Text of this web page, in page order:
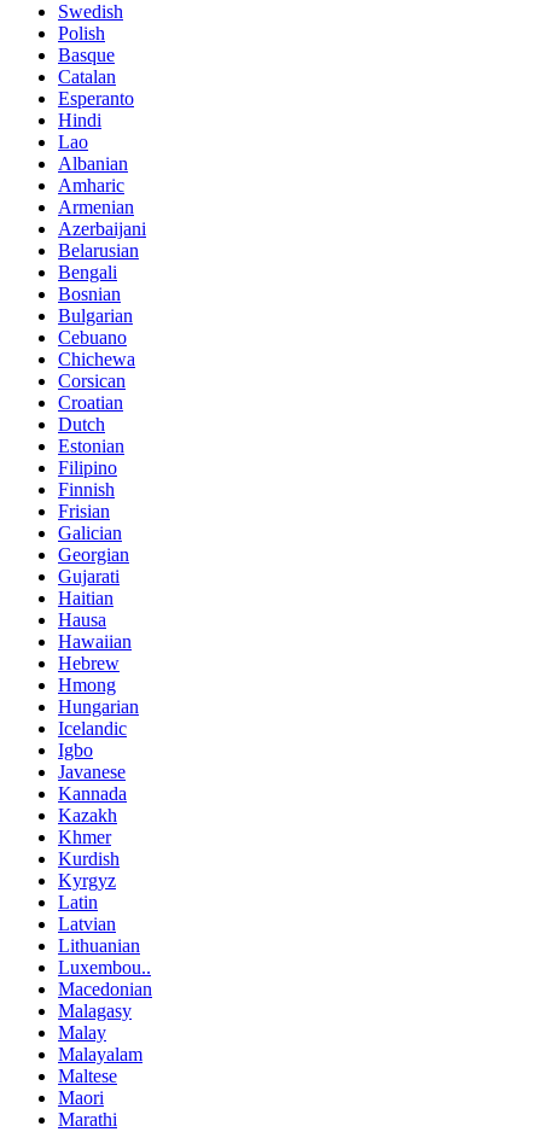
Swedish
Polish
Basque
Catalan
Esperanto
Hindi
Lao
Albanian
Amharic
Armenian
Azerbaijani
Belarusian
Bengali
Bosnian
Bulgarian
Cebuano
Chichewa
Corsican
Croatian
Dutch
Estonian
Filipino
Finnish
Frisian
Galician
Georgian
Gujarati
Haitian
Hausa
Hawaiian
Hebrew
Hmong
Hungarian
Icelandic
Igbo
Javanese
Kannada
Kazakh
Khmer
Kurdish
Kyrgyz
Latin
Latvian
Lithuanian
Luxembou..
Macedonian
Malagasy
Malay
Malayalam
Maltese
Maori
Marathi